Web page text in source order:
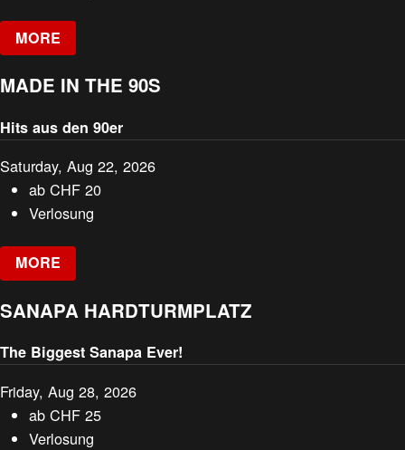
MORE
MADE IN THE 90S
Hits aus den 90er
Saturday, Aug 22, 2026
abCHF 20
Verlosung
MORE
SANAPA HARDTURMPLATZ
The Biggest Sanapa Ever!
Friday, Aug 28, 2026
abCHF 25
Verlosung